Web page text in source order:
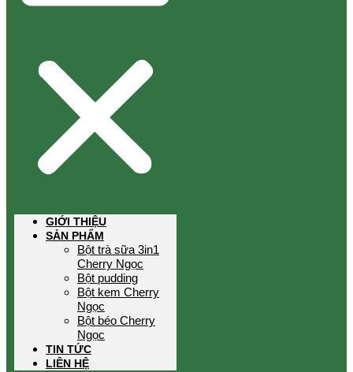
GIỚI THIỆU
SẢN PHẨM
Bột trà sữa 3in1
Cherry Ngọc
Bột pudding
Bột kem Cherry
Ngọc
Bột béo Cherry
Ngọc
TIN TỨC
LIÊN HỆ